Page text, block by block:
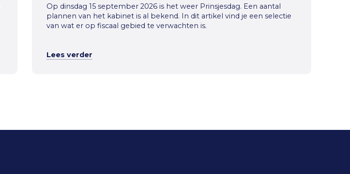
Op dinsdag 15 september 2026 is het weer Prinsjesdag. Een aantal
plannen van het kabinet is al bekend. In dit artikel vind je een selectie
van wat er op fiscaal gebied te verwachten is.
Lees verder